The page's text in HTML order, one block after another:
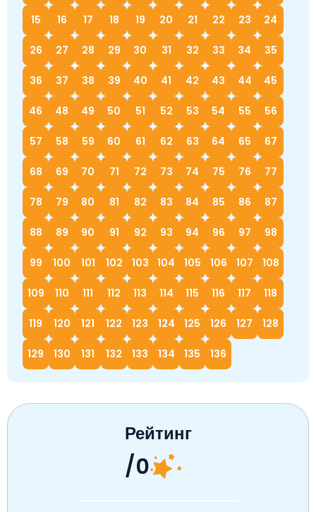
15 16 17 18 19 20 21 22 23 24
26 27 28 29 30 31 32 33 34 35
36 37 38 39 40 41 42 43 44 45
46 48 49 50 51 52 53 54 55 56
57 58 59 60 61 62 63 64 65 67
68 69 70 71 72 73 74 75 76 77
78 79 80 81 82 83 84 85 86 87
88 89 90 91 92 93 94 96 97 98
99 100 101 102 103 104 105 106 107 108
109 110 111 112 113 114 115 116 117 118
119 120 121 122 123 124 125 126 127 128
129 130 131 132 133 134 135 136
Рейтинг
/0